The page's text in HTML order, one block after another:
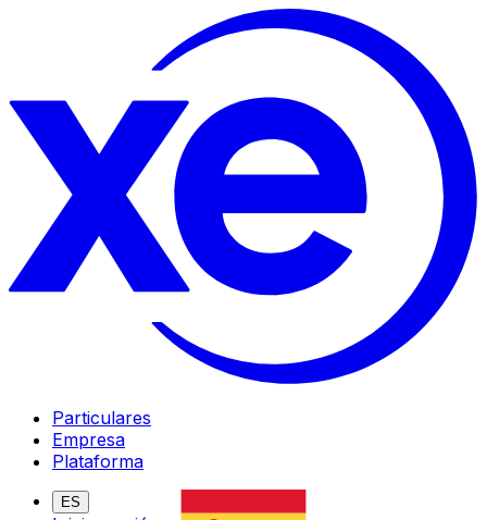
Particulares
Empresa
Plataforma
ES